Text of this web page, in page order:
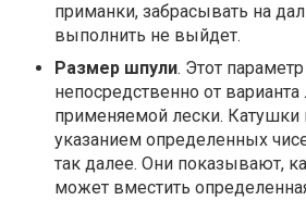
приманки, забрасывать на
выполнить не выйдет.
Размер шпули. Этот
непосредственно от
применяемой лески. Катушки
указанием определенных
так далее. Они показывают,
может вместить